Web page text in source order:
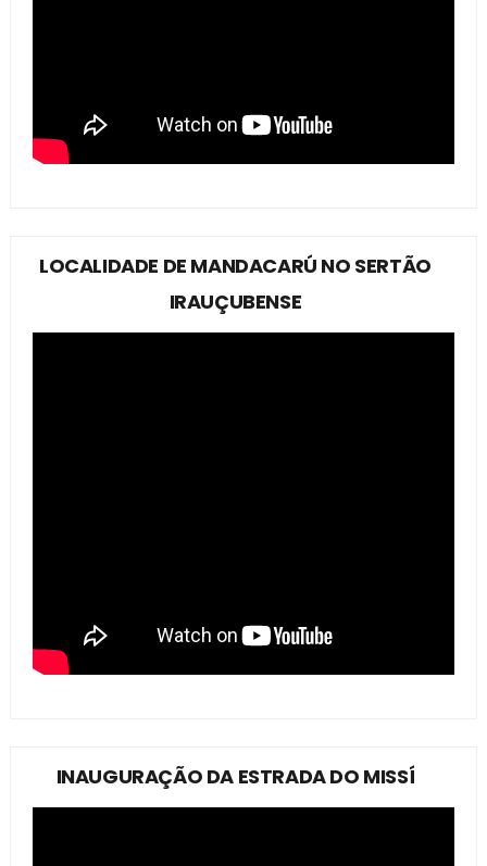
LOCALIDADE DE MANDACARÚ NO SERTÃO
IRAUÇUBENSE
INAUGURAÇÃO DA ESTRADA DO MISSÍ